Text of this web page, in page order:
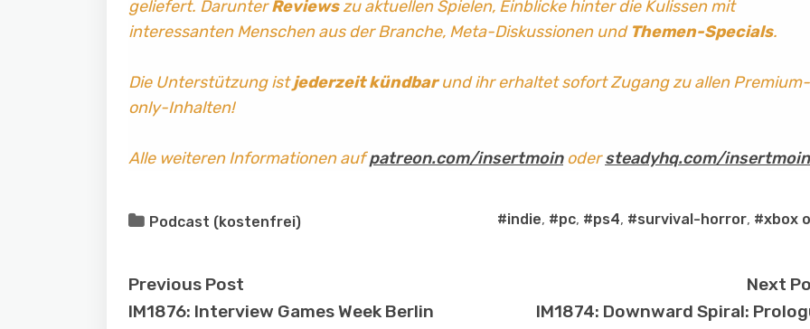
geliefert. DarunterReviewszu aktuellen Spielen, Einblicke hinter die Kulissen mit
interessanten Menschen aus der Branche, Meta-Diskussionen und Themen-Specials.
Die Unterstützung istjederzeit kündbarund ihr erhaltet sofort Zugang zu allen Premium-
only-Inhalten!
Alle weiteren Informationen aufpatreon.com/insertmoinodersteadyhq.com/insertmoin
Podcast (kostenfrei) #indie, #pc, #ps4, #survival-horror, #xbox
Previous Post
IM1876: Interview Games Week Berlin
Next
IM1874: Downward Spiral: